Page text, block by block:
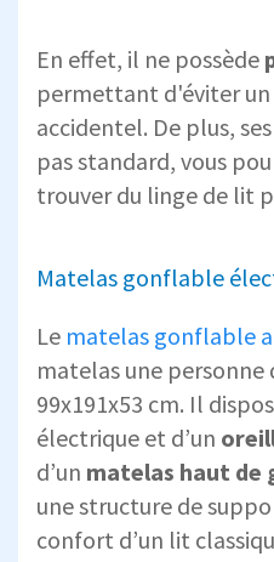
En effet, il ne possède
permettant d'éviter
accidentel. De plus,
pas standard, vous
trouver du linge de lit
Matelas gonflable
Le matelas gonflable
matelas une personne
99x191x53 cm. Il
électrique et d’un
d’un matelas haut de
une structure de
confort d’un lit